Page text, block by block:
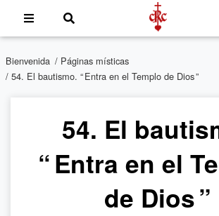
Bienvenida / Páginas místicas
/ 54. El bautismo. “ Entra en el Templo de Dios ”
54. El
“ Entra en el
de Dios ”